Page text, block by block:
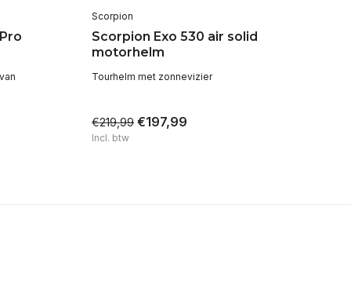
Scorpion
Scorpion Exo 530 air solid
motorhelm
Tourhelm met zonnevizier
€219,99 €197,99
Incl. btw